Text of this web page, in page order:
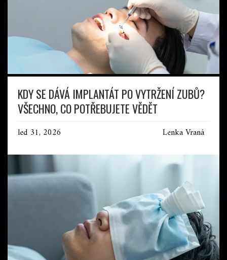
KDY SE DÁVÁ IMPLANTÁT PO VYTRŽENÍ ZUBŮ?
VŠECHNO, CO POTŘEBUJETE VĚDĚT
led 31, 2026 Lenka Vraná